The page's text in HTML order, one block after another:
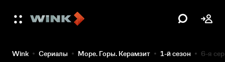
Wink Сериалы Море. Горы. Керамзит 1-й сезон 6-я